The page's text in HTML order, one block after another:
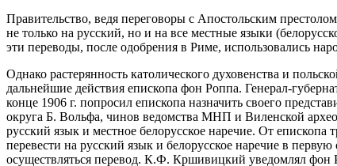
Правительство, ведя переговоры с Апостольским
не только на русский, но и на все местные языки
эти переводы, после одобрения в Риме, использовались
Однако растерянность католического духовенства и
дальнейшие действия епископа фон Роппа. Генерал-
конце 1906 г. попросил епископа назначить своего
округа Б. Вольфа, чинов ведомства МНП и Виленской
русский язык и местное белорусское наречие. От
перевести на русский язык и белорусское наречие в
осуществляться перевод. К.Ф. Кршивицкий уведомлял фон